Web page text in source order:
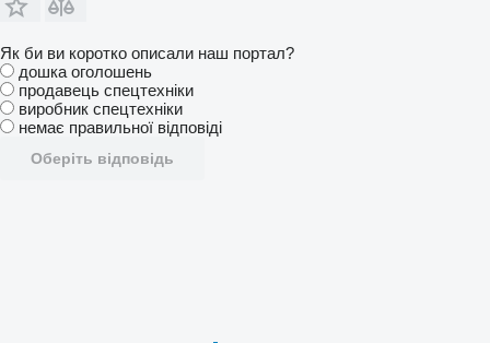
Як би ви коротко описали наш портал?
дошка оголошень
продавець спецтехніки
виробник спецтехніки
немає правильної відповіді
Оберіть відповідь